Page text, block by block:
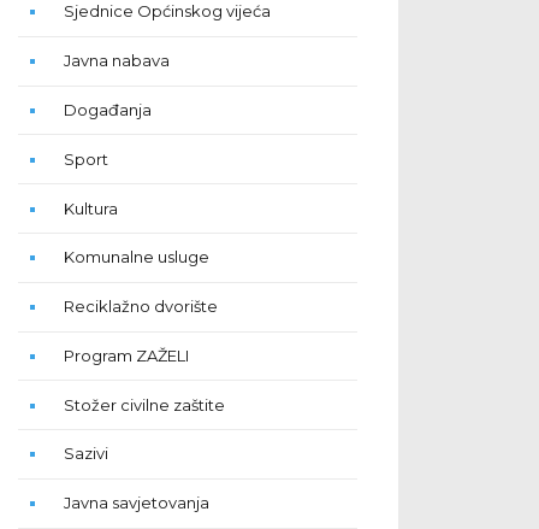
Sjednice Općinskog vijeća
Javna nabava
Događanja
Sport
Kultura
Komunalne usluge
Reciklažno dvorište
Program ZAŽELI
Stožer civilne zaštite
Sazivi
Javna savjetovanja